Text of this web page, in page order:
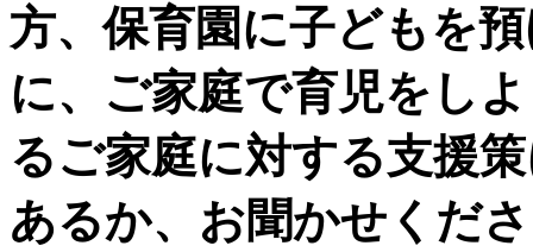
方、保育園に子どもを
に、ご家庭で育児をし
るご家庭に対する支援
あるか、お聞かせくだ